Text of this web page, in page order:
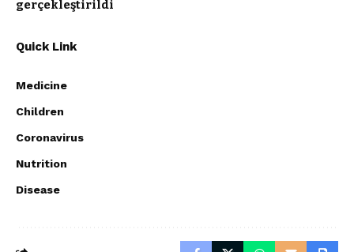
gerçekleştirildi
Quick Link
Medicine
Children
Coronavirus
Nutrition
Disease